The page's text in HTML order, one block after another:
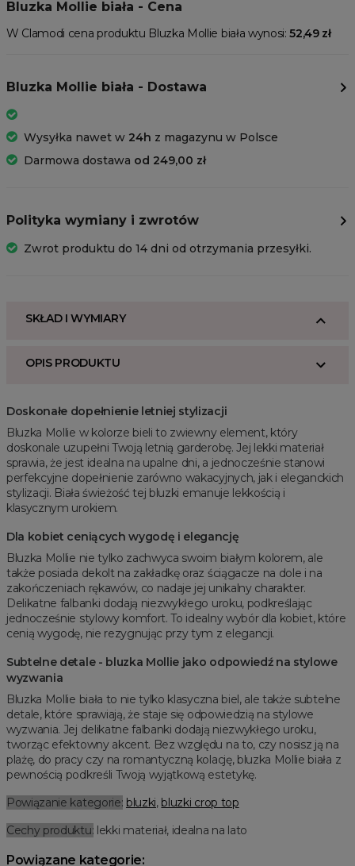
Bluzka Mollie biała - Cena
W Clamodi cena produktu Bluzka Mollie biała wynosi:52,49 zł
Bluzka Mollie biała - Dostawa
Wysyłka nawet w 24h z magazynu w Polsce
Darmowa dostawa od 249,00 zł
Polityka wymiany i zwrotów
Zwrot produktu do 14 dni od otrzymania przesyłki.
SKŁAD I WYMIARY
OPIS PRODUKTU
Doskonałe dopełnienie letniej stylizacji
Bluzka Mollie w kolorze bieli to zwiewny element, który
doskonale uzupełni Twoją letnią garderobę. Jej lekki materiał
sprawia, że jest idealna na upalne dni, a jednocześnie stanowi
perfekcyjne dopełnienie zarówno wakacyjnych, jak i eleganckich
stylizacji. Biała świeżość tej bluzki emanuje lekkością i
klasycznym urokiem.
Dla kobiet ceniących wygodę i elegancję
Bluzka Mollie nie tylko zachwyca swoim białym kolorem, ale
także posiada dekolt na zakładkę oraz ściągacze na dole i na
zakończeniach rękawów, co nadaje jej unikalny charakter.
Delikatne falbanki dodają niezwykłego uroku, podkreślając
jednocześnie stylowy komfort. To idealny wybór dla kobiet, które
cenią wygodę, nie rezygnując przy tym z elegancji.
Subtelne detale - bluzka Mollie jako odpowiedź na stylowe
wyzwania
Bluzka Mollie biała to nie tylko klasyczna biel, ale także subtelne
detale, które sprawiają, że staje się odpowiedzią na stylowe
wyzwania. Jej delikatne falbanki dodają niezwykłego uroku,
tworząc efektowny akcent. Bez względu na to, czy nosisz ją na
plażę, do pracy czy na romantyczną kolację, bluzka Mollie biała z
pewnością podkreśli Twoją wyjątkową estetykę.
Powiązanie kategorie: bluzki, bluzki crop top
Cechy produktu: lekki materiał, idealna na lato
Powiązane kategorie: